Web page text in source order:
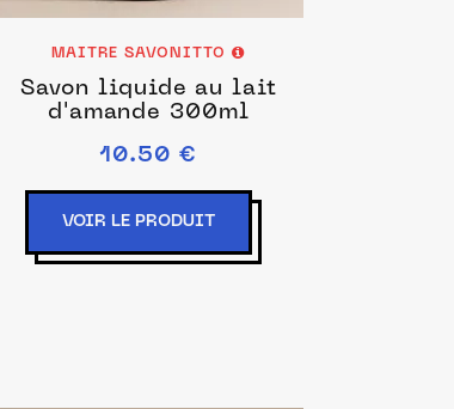
MAITRE SAVONITTO
Savon liquide au lait
d'amande 300ml
10.50 €
VOIR LE PRODUIT